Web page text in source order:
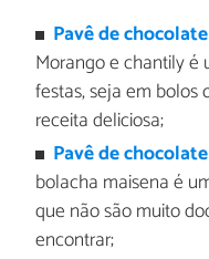
Pavê de
Morango e chantily é
festas, seja em bolos
receita deliciosa;
Pavê de
bolacha maisena é
que não são muito
encontrar;